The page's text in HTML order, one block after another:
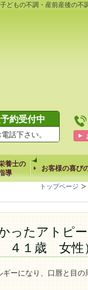
どもの不調・産前産後の
約受付中
話下さい。
養士の
導
お客様の喜び
トップページ
ったアトピ
４１歳 女性
ーになり、口唇と目の